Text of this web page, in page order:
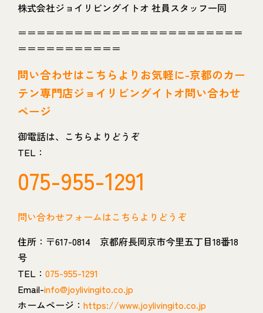
株式会社ジョイリビングイトオ 社員スタッフ一同
＝＝＝＝＝＝＝＝＝＝＝＝＝＝＝＝＝＝＝＝＝＝＝＝
＝＝＝＝＝＝＝＝＝＝＝
問い合わせはこちらよりお気軽に-京都のカー
テン専門店ジョイリビングイトオ問い合わせ
ページ
御電話は、こちらよりどうぞ
TEL：
075-955-1291
問い合わせフォームはこちらよりどうぞ
住所：〒617-0814 京都府長岡京市今里五丁目18番18
号
TEL： 075-955-1291
Email-info@joylivingito.co.jp
ホームページ： https://www.joylivingito.co.jp